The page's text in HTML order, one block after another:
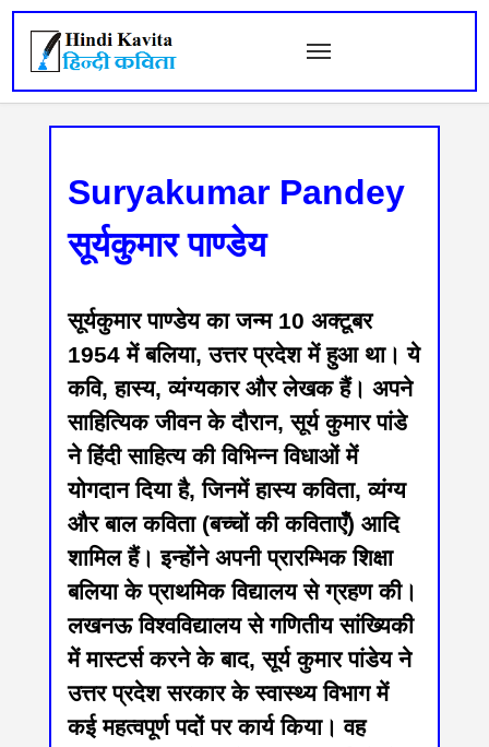
Suryakumar Pandey
सूर्यकुमार पाण्डेय
सूर्यकुमार पाण्डेय का जन्म 10 अक्टूबर
1954 में बलिया, उत्तर प्रदेश में हुआ था। ये
कवि, हास्य, व्यंग्यकार और लेखक हैं। अपने
साहित्यिक जीवन के दौरान, सूर्य कुमार पांडे
ने हिंदी साहित्य की विभिन्न विधाओं में
योगदान दिया है, जिनमें हास्य कविता, व्यंग्य
और बाल कविता (बच्चों की कविताएँ) आदि
शामिल हैं। इन्होंने अपनी प्रारम्भिक शिक्षा
बलिया के प्राथमिक विद्यालय से ग्रहण की।
लखनऊ विश्वविद्यालय से गणितीय सांख्यिकी
में मास्टर्स करने के बाद, सूर्य कुमार पांडेय ने
उत्तर प्रदेश सरकार के स्वास्थ्य विभाग में
कई महत्वपूर्ण पदों पर कार्य किया। वह